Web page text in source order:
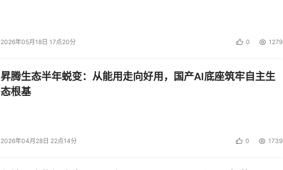
2026年05月18日 17点20分 0 1279
昇腾生态半年蜕变：从能用走向好用，国产AI底座筑牢自主生
态根基
2026年04月28日 22点14分 0 1739